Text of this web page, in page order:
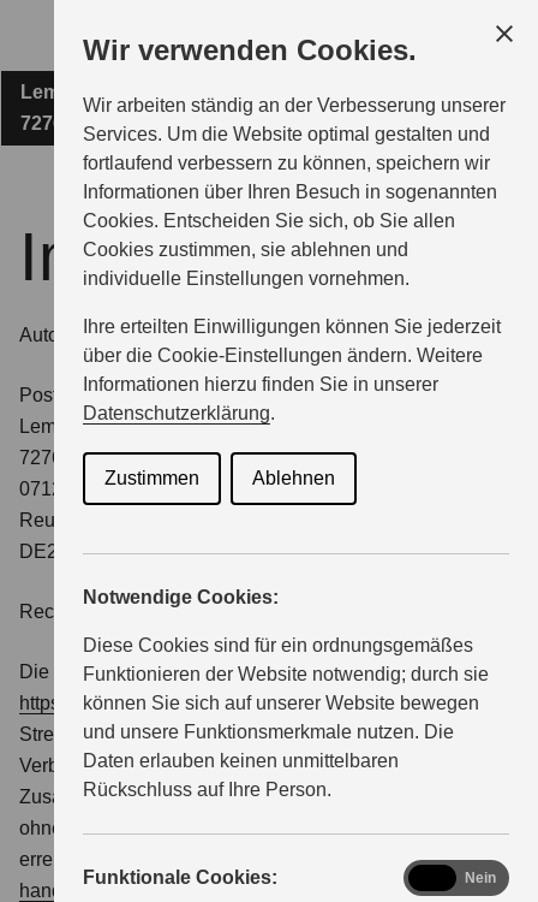
Wir verwenden Cookies.
Wir arbeiten ständig an der Verbesserung unserer
Services. Um die Website optimal gestalten und
fortlaufend verbessern zu können, speichern wir
Informationen über Ihren Besuch in sogenannten
Cookies. Entscheiden Sie sich, ob Sie allen
Cookies zustimmen, sie ablehnen und
individuelle Einstellungen vornehmen.
Ihre erteilten Einwilligungen können Sie jederzeit
über die Cookie-Einstellungen ändern. Weitere
Informationen hierzu finden Sie in unserer
Datenschutzerklärung.
Zustimmen Ablehnen
Notwendige Cookies:
Diese Cookies sind für ein ordnungsgemäßes
Funktionieren der Website notwendig; durch sie
können Sie sich auf unserer Website bewegen
und unsere Funktionsmerkmale nutzen. Die
Daten erlauben keinen unmittelbaren
Rückschluss auf Ihre Person.
Funktionale Cookies: functional
Nein
Hauptinhalt
AUTOHAUS TOBIAS KURZ
MODELLE
ZUBEHÖR
BERATUNG & KAUF
SERVICE
ÜBER UNS
Lembergstraße 11
72766 Reutlingen
Impressum
Autohaus Tobias Kurz Inhaber Tobias Kurz
Postanschrift: Autohaus Tobias Kurz Inhaber Tobias Kurz
Lembergstraße 11
72766 Reutlingen E-Mail:info@autohaus-kurz.de Telefon:
07121-17666 Fax: 07121-17835 Registergericht:
Reutlingen Umsatzsteuer-Identifikations-Nr:
DE275151858 Vertretungsberechtigt: Herr Tobias Kurz
Rechnungsversand: Rechnungen@autohaus-kurz.de
Die EU Kommission stellt unter dem Link
https://ec.europa.eu/consumers/odr/ eine Online-
Streitbeilegungsplattform („OS-Plattform“) bereit. Diese gibt
Verbrauchern die Möglichkeit, Streitigkeiten im
Zusammenhang mit ihrer Online-Bestellung zunächst
ohne Einschaltung eines Gerichts zu klären. Per E-Mail
erreichen Sie uns unter
kurz-reutlingen@suzuki-
handel.de.